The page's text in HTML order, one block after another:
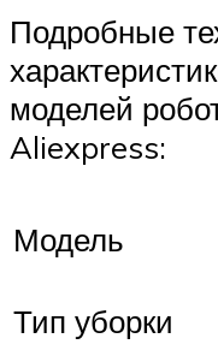
Подробные
моделей
Aliexpress:
Модель
Тип уборки